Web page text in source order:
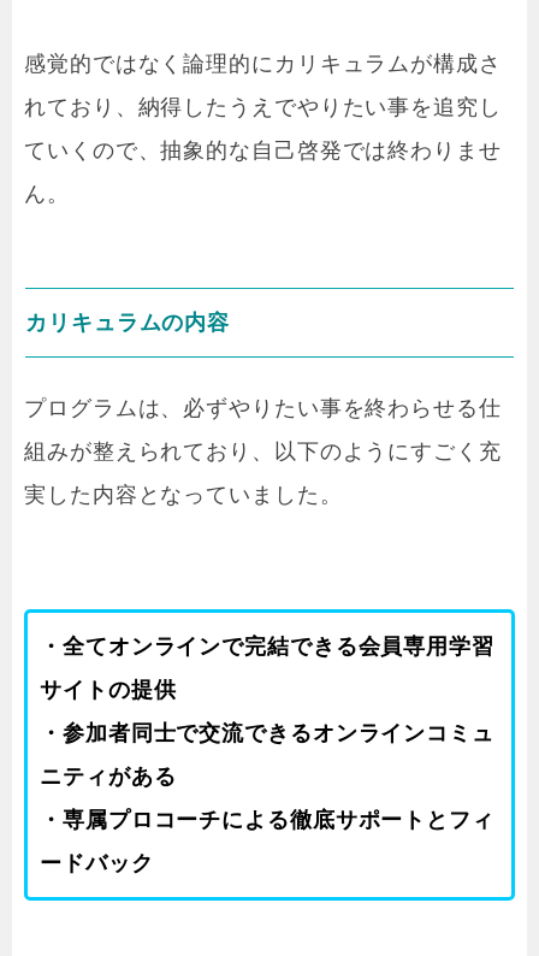
感覚的ではなく論理的にカリキュラムが構成さ
れており、納得したうえでやりたい事を追究し
ていくので、抽象的な自己啓発では終わりませ
ん。
カリキュラムの内容
プログラムは、必ずやりたい事を終わらせる仕
組みが整えられており、以下のようにすごく充
実した内容となっていました。
・全てオンラインで完結できる会員専用学習
サイトの提供
・参加者同士で交流できるオンラインコミュ
ニティがある
・専属プロコーチによる徹底サポートとフィ
ードバック